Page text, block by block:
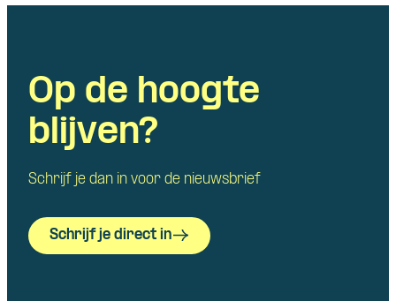
Op de hoogte
blijven?
Schrijf je dan in voor de nieuwsbrief
Schrijf je direct in